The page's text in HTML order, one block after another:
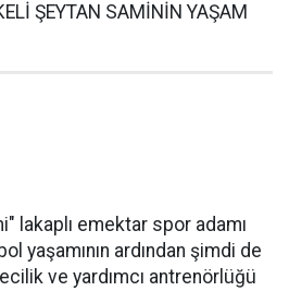
ŞEYTAN SAMİNİN YAŞAM
lakaplı emektar spor adamı
yaşamının ardından şimdi de
ve yardımcı antrenörlüğü